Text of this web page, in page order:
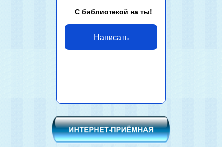
С библиотекой на ты!
Написать